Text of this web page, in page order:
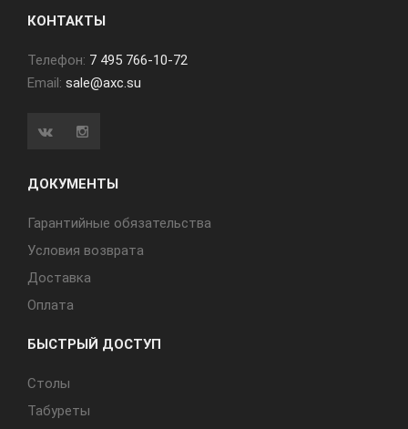
КОНТАКТЫ
Телефон: 7 495 766-10-72
Email: sale@axc.su
ДОКУМЕНТЫ
Гарантийные обязательства
Условия возврата
Доставка
Оплата
БЫСТРЫЙ ДОСТУП
Cтолы
Табуреты